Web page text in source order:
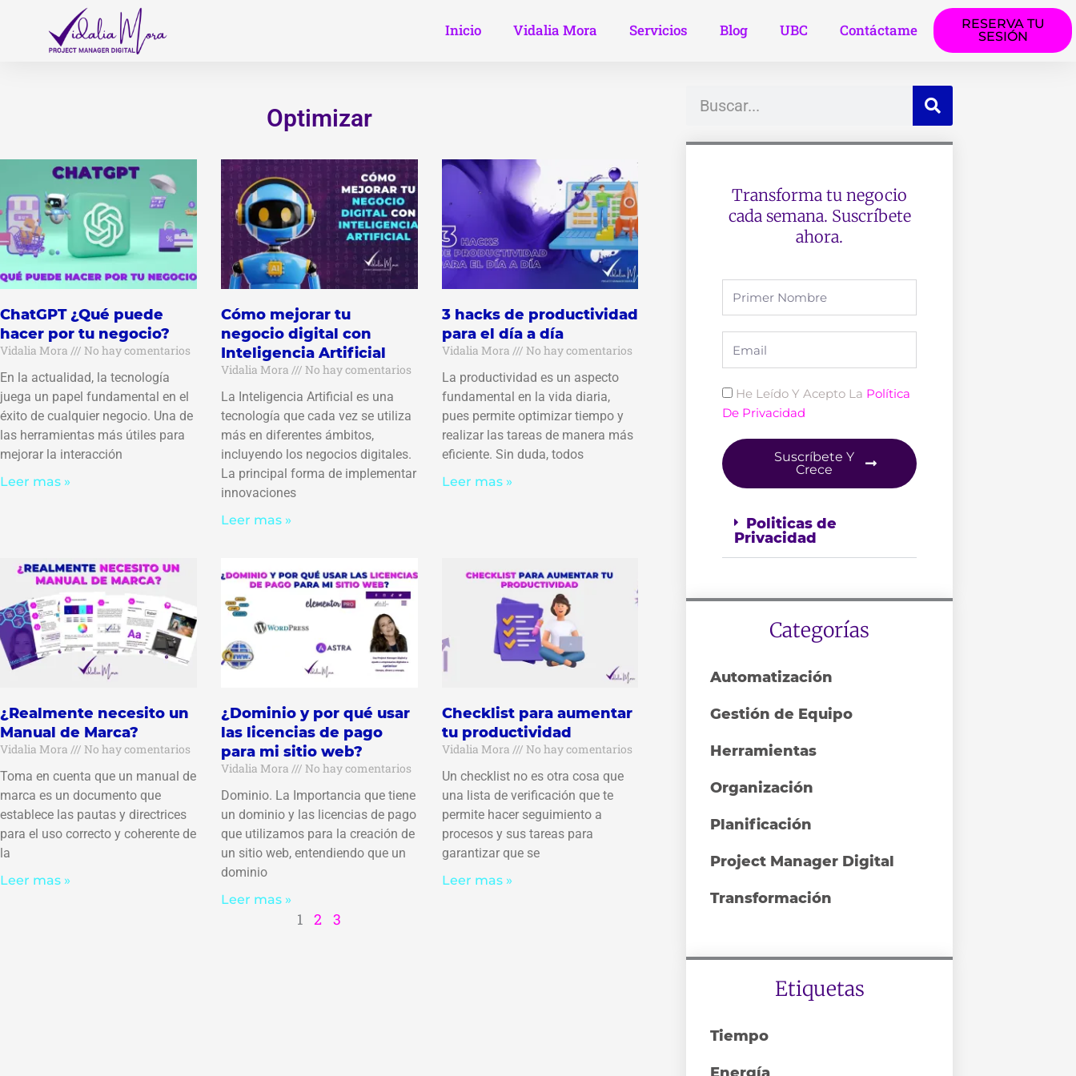
contenido
Inicio Vidalia Mora Servicios Blog UBC Contáctame
RESERVA TU
SESIÓN
Optimizar
ChatGPT ¿Qué puede
hacer por tu negocio?
Vidalia Mora
No hay comentarios
En la actualidad, la tecnología
juega un papel fundamental en el
éxito de cualquier negocio. Una de
las herramientas más útiles para
mejorar la interacción
Leer mas »
Cómo mejorar tu
negocio digital con
Inteligencia Artificial
Vidalia Mora
No hay comentarios
La Inteligencia Artificial es una
tecnología que cada vez se utiliza
más en diferentes ámbitos,
incluyendo los negocios digitales.
La principal forma de implementar
innovaciones
Leer mas »
3 hacks de productividad
para el día a día
Vidalia Mora
No hay comentarios
La productividad es un aspecto
fundamental en la vida diaria,
pues permite optimizar tiempo y
realizar las tareas de manera más
eficiente. Sin duda, todos
Leer mas »
¿Realmente necesito un
Manual de Marca?
Vidalia Mora
No hay comentarios
Toma en cuenta que un manual de
marca es un documento que
establece las pautas y directrices
para el uso correcto y coherente de
la
Leer mas »
¿Dominio y por qué usar
las licencias de pago
para mi sitio web?
Vidalia Mora
No hay comentarios
Dominio. La Importancia que tiene
un dominio y las licencias de pago
que utilizamos para la creación de
un sitio web, entendiendo que un
dominio
Leer mas »
Checklist para aumentar
tu productividad
Vidalia Mora
No hay comentarios
Un checklist no es otra cosa que
una lista de verificación que te
permite hacer seguimiento a
procesos y sus tareas para
garantizar que se
Leer mas »
Página
1
Página
2
Página
3
Transforma tu negocio
cada semana. Suscríbete
ahora.
Full
Name
Politica
He Leído Y Acepto La Política
De Privacidad
Suscríbete Y
Crece
Politicas de
Privacidad
Categorías
Automatización
Gestión de Equipo
Herramientas
Organización
Planificación
Project Manager Digital
Transformación
Etiquetas
Tiempo